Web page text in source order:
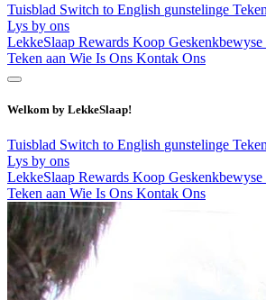
Tuisblad Switch to English gunstelinge
Lys by ons
LekkeSlaap Rewards Koop Geskenkbewyse
Teken aan Wie Is Ons Kontak Ons
Welkom by LekkeSlaap!
Tuisblad Switch to English gunstelinge
Lys by ons
LekkeSlaap Rewards Koop Geskenkbewyse
Teken aan Wie Is Ons Kontak Ons